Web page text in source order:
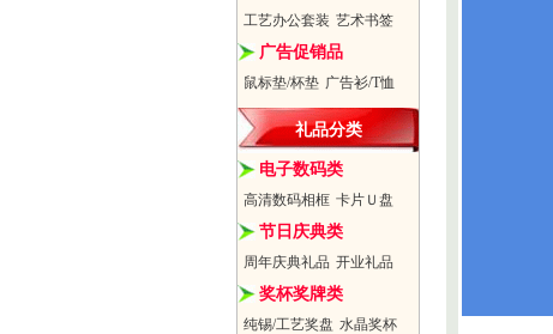
工艺办公套装 艺术书签
广告促销品
鼠标垫/杯垫 广告衫/T恤
礼品分类
电子数码类
高清数码相框 卡片Ｕ盘
节日庆典类
周年庆典礼品 开业礼品
奖杯奖牌类
纯锡/工艺奖盘 水晶奖杯